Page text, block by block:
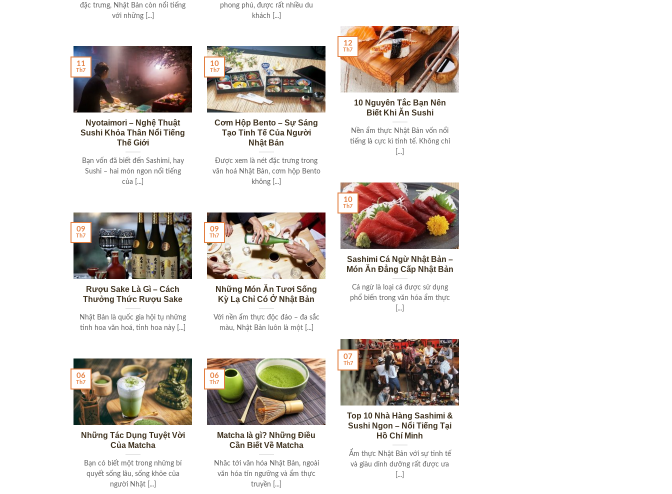
phong phú, được rất nhiều du
khách [...]
đặc trưng, Nhật Bản còn nổi tiếng
với những [...]
10 Nguyên Tắc Bạn Nên
Biết Khi Ăn Sushi
Nền ẩm thực Nhật Bản vốn nổi
tiếng là cực kì tinh tế. Không chỉ
[...]
12
Th7
Nyotaimori – Nghệ Thuật
Sushi Khỏa Thân Nổi Tiếng
Thế Giới
Bạn vốn đã biết đến Sashimi, hay
Sushi – hai món ngon nổi tiếng
của [...]
11
Th7
Cơm Hộp Bento – Sự Sáng
Tạo Tinh Tế Của Người
Nhật Bản
Được xem là nét đặc trưng trong
văn hoá Nhật Bản, cơm hộp Bento
không [...]
10
Th7
Sashimi Cá Ngừ Nhật Bản –
Món Ăn Đẳng Cấp Nhật Bản
Cá ngừ là loại cá được sử dụng
phổ biến trong văn hóa ẩm thực
[...]
10
Th7
Rượu Sake Là Gì – Cách
Thưởng Thức Rượu Sake
Nhật Bản là quốc gia hội tụ những
tinh hoa văn hoá, tinh hoa này [...]
09
Th7
Những Món Ăn Tươi Sống
Kỳ Lạ Chỉ Có Ở Nhật Bản
Với nền ẩm thực độc đáo – đa sắc
màu, Nhật Bản luôn là một [...]
09
Th7
Top 10 Nhà Hàng Sashimi &
Sushi Ngon – Nổi Tiếng Tại
Hồ Chí Minh
Ẩm thực Nhật Bản với sự tinh tế
và giàu dinh dưỡng rất được ưa
[...]
07
Th7
Những Tác Dụng Tuyệt Vời
Của Matcha
Bạn có biết một trong những bí
quyết sống lâu, sống khỏe của
người Nhật [...]
06
Th7
Matcha là gì? Những Điều
Cần Biết Về Matcha
Nhăc tới văn hóa Nhật Bản, ngoài
văn hóa tín ngưỡng và ẩm thực
truyền [...]
06
Th7